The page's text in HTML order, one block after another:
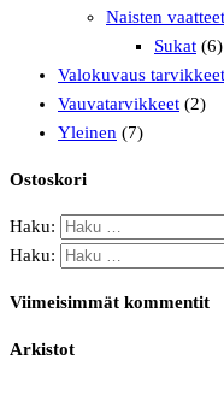
Naisten
Sukat (6)
Valokuvaus tarvikkeet
Vauvatarvikkeet (2)
Yleinen (7)
Ostoskori
Haku:
Haku:
Viimeisimmät kommentit
Arkistot